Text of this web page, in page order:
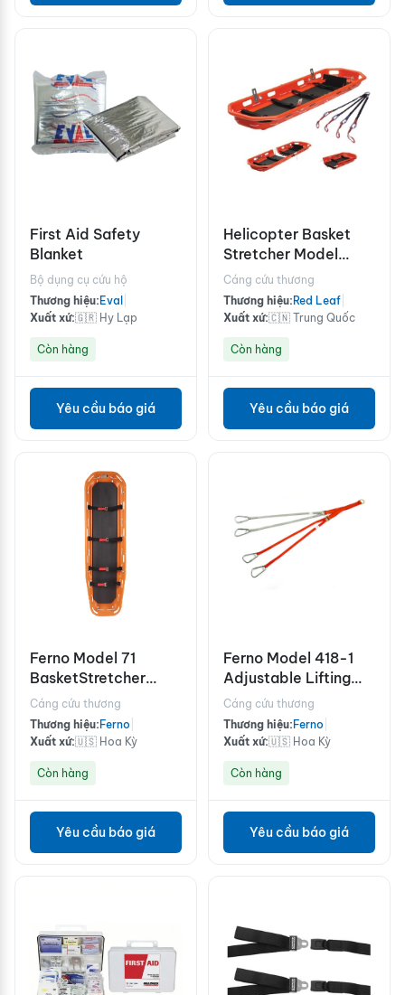
First Aid Safety
Blanket
Bộ dụng cụ cứu hộ
Thương hiệu: Eval
Xuất xứ:🇬🇷 Hy Lạp
Còn hàng
Yêu cầu báo giá
Helicopter Basket
Stretcher Model
YDC-8A1
Cáng cứu thương
Thương hiệu: Red Leaf
Xuất xứ:🇨🇳 Trung Quốc
Còn hàng
Yêu cầu báo giá
Ferno Model 71
BasketStretcher
c/w: Restraints
Cáng cứu thương
Thương hiệu: Ferno
Xuất xứ:🇺🇸 Hoa Kỳ
Còn hàng
Yêu cầu báo giá
Ferno Model 418-1
Adjustable Lifting
Bridle
Cáng cứu thương
Thương hiệu: Ferno
Xuất xứ:🇺🇸 Hoa Kỳ
Còn hàng
Yêu cầu báo giá